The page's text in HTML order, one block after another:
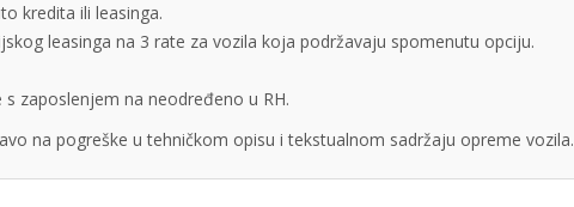
kredita ili leasinga.
leasinga na 3 rate za vozila koja podržavaju spomenutu opciju.
zaposlenjem na neodređeno u RH.
na pogreške u tehničkom opisu i tekstualnom sadržaju opreme vozila.